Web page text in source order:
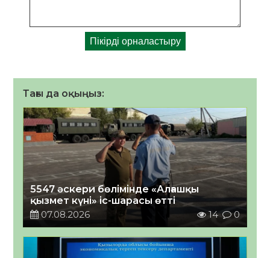
Тағы да оқыңыз:
5547 әскери бөлімінде «Алғашқы
қызмет күні» іс-шарасы өтті
07.08.2026
14 0